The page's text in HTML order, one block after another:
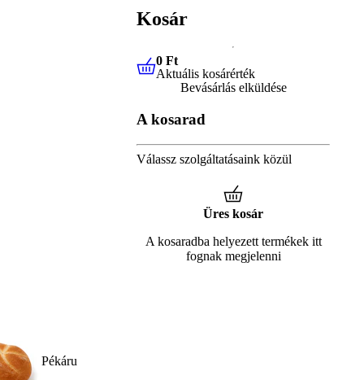
Pékáru
Kosár
0 FtAktuális kosárérték
0 Ft
Aktuális kosárérték
Bevásárlás elküldése
A kosarad
Válassz szolgáltatásaink közül
Üres kosár
A kosaradba helyezett termékek itt
fognak megjelenni